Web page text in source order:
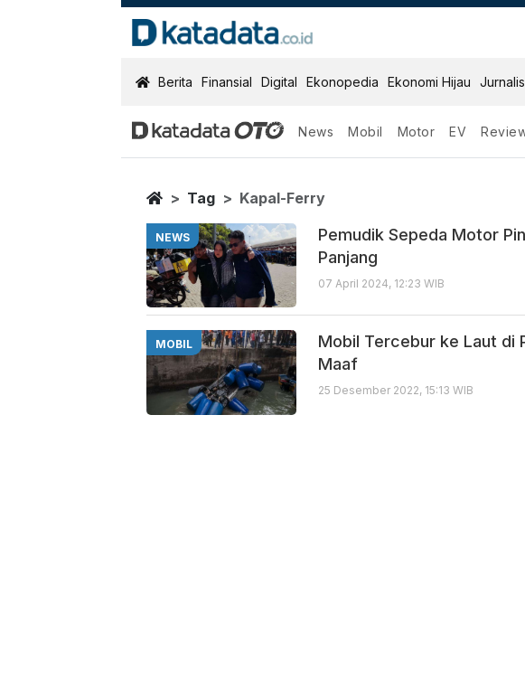
KatadataOTO
Berita Finansial Digital Ekonopedia Ekonomi Hijau
News Mobil Motor EV
Kapal Ferry
Berita Terbaru
Home
Tag Kapal-Ferry
NEWS
Pemudik Sepeda Motor
Panjang
07 April 2024, 12:23 WIB
MOBIL
Mobil Tercebur ke Laut di
Maaf
25 Desember 2022, 15:13 WIB